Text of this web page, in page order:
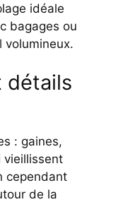
idéale
bagages ou
volumineux.
détails
: gaines,
vieillissent
cependant
de la